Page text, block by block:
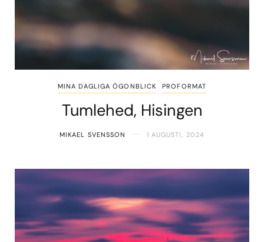
MINA DAGLIGA ÖGONBLICK PROFORMAT
Tumlehed, Hisingen
MIKAEL SVENSSON 1 AUGUSTI, 2024